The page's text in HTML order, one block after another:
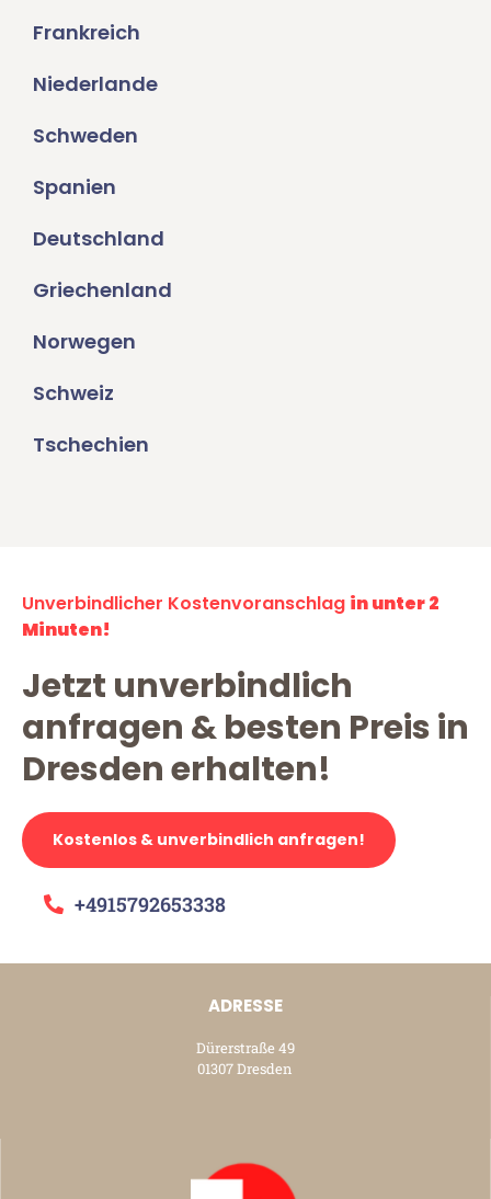
Frankreich
Niederlande
Schweden
Spanien
Deutschland
Griechenland
Norwegen
Schweiz
Tschechien
Unverbindlicher Kostenvoranschlag in unter 2
Minuten!
Jetzt unverbindlich
anfragen & besten Preis in
Dresden erhalten!
Kostenlos & unverbindlich anfragen!
+4915792653338
ADRESSE
Dürerstraße 49
01307 Dresden